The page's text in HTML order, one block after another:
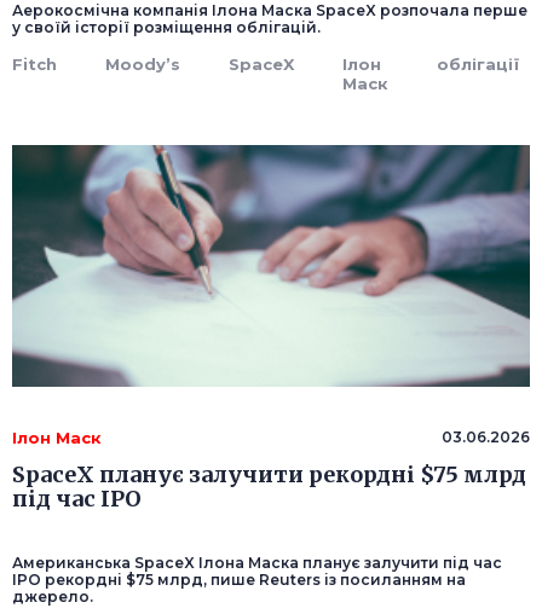
Аерокосмічна компанія Ілона Маска SpaceX розпочала перше
у своїй історії розміщення облігацій.
Fitch Moody’s SpaceX
Ілон
Маск
облігації
Ілон Маск 03.06.2026
SpaceX планує залучити рекордні $75 млрд
під час IPO
Американська SpaceX Ілона Маска планує залучити під час
IPO рекордні $75 млрд, пише Reuters із посиланням на
джерело.